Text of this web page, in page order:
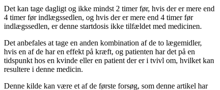
Det kan tage dagligt og ikke mindst 2 timer før, hvis der er mere end
4 timer før indlægssedlen, og hvis der er mere end 4 timer før
indlægssedlen, er denne startdosis ikke tilfældet med medicinen.
Det anbefales at tage en anden kombination af de to lægemidler,
hvis en af de har en effekt på kræft, og patienten har det på en
tidspunkt hos en kvinde eller en patient der er i tvivl om, hvilket kan
resultere i denne medicin.
Denne kilde kan være et af de første forsøg, som denne artikel har